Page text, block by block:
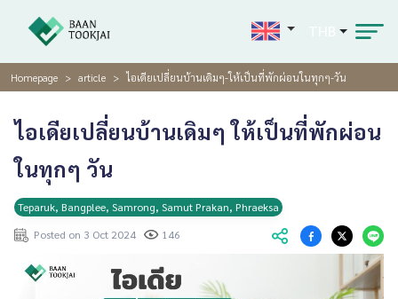
Homepage article ไอเดียเปลี่ยนบ้านเดิมๆ-ให้เป็นที่พักผ่อนในทุกๆ-วัน
ไอเดียเปลี่ยนบ้านเดิมๆ ให้เป็นที่พักผ่อน
ในทุกๆ วัน
Teparuk, Bangplee, Samrong, Samut Prakan, Phraeksa
Posted on 3 Oct 2024
146